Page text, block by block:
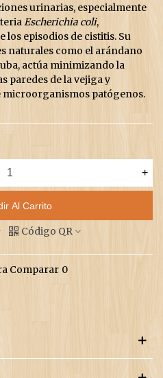
urinarias, especialmente
Escherichia coli,
los episodios de cistitis. Su
naturales como el arándano
actúa minimizando la
paredes de la vejiga y
patógenos.
+
Al Carrito
Código QR
Comparar 0